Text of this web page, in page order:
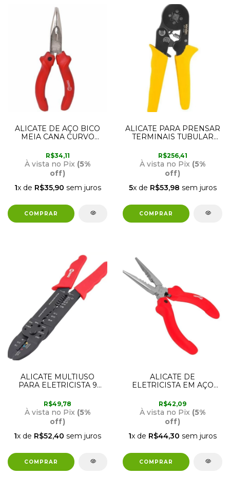
ALICATE DE AÇO BICO
MEIA CANA CURVO
R$34,11
À vista no Pix (5%
off)
1x de R$35,90 sem juros
ALICATE PARA PRENSAR
TERMINAIS TUBULAR
VONDER
R$256,41
À vista no Pix (5%
off)
5x de R$53,98 sem juros
ALICATE MULTIUSO
PARA ELETRICISTA 9
R$49,78
À vista no Pix (5%
off)
1x de R$52,40 sem juros
ALICATE DE
ELETRICISTA EM AÇO
NOVE54
R$42,09
À vista no Pix (5%
off)
1x de R$44,30 sem juros